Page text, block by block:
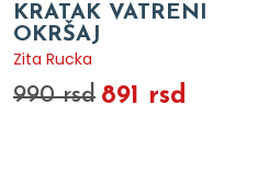
KRATAK VATRENI
OKRŠAJ
Zita Rucka
990 rsd 891 rsd